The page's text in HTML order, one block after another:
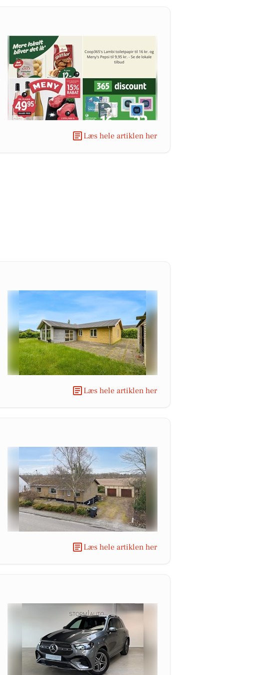
Læs hele artiklen her
Læs hele artiklen her
Læs hele artiklen her